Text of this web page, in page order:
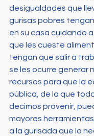
desigualdades que
gurisas pobres
en su casa cuidando
que les cueste
tengan que salir a
se les ocurre generar
recursos para que la
pública, de la que
decimos provenir,
mayores
a la gurisada que lo